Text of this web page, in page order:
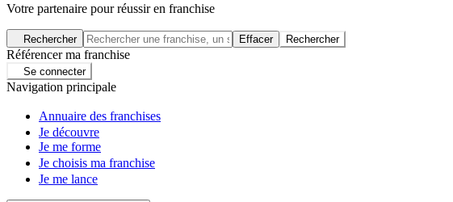
Votre partenaire pour réussir en franchise
Rechercher Effacer Rechercher
Référencer ma franchise
Se connecter
Navigation principale
Annuaire des franchises
Je découvre
Je me forme
Je choisis ma franchise
Je me lance